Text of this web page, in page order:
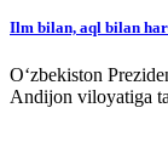
Ilm bilan, aql bilan
Oʻzbekiston
Andijon viloyatiga